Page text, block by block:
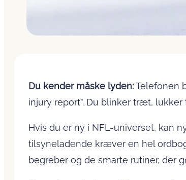
Du kender måske lyden:Telefonen
injury report”. Du blinker træt,
Hvis du er ny i NFL-universet, kan
tilsyneladende kræver en hel
begreber og de smarte rutiner, der